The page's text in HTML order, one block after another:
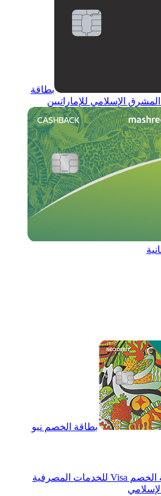
بطاقة
الإسلامي للإماراتيين
بطاقة الخصم نيو
بطاقة الخصم Visa للخدمات المصرفية